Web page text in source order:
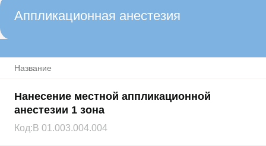
Аппликационная анестезия
Название
Нанесение местной аппликационной
анестезии 1 зона
Код: В 01.003.004.004